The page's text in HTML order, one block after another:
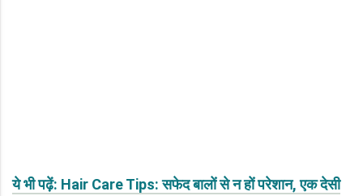
ये भी पढ़ें: Hair Care Tips: सफेद बालों से न हों परेशान, एक देसी